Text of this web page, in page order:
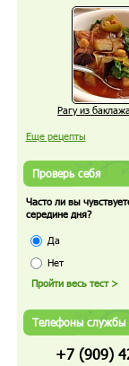
Рагу из
Еще рецепты
Проверь себя
Часто ли вы
середине дня?
Да
Нет
Телефоны службы
+7 (909)